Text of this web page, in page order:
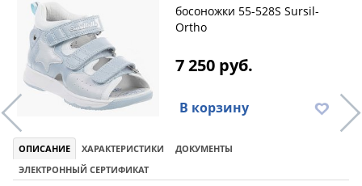
босоножки 55-528S Sursil-
Ortho
7 250 руб.
В корзину
ОПИСАНИЕ ХАРАКТЕРИСТИКИ
ДОКУМЕНТЫ
ЭЛЕКТРОННЫЙ СЕРТИФИКАТ